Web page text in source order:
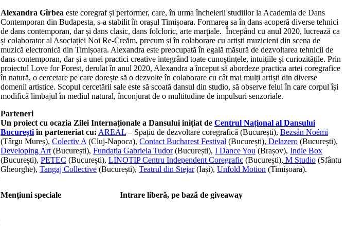
Alexandra Gîrbea este coregraf și performer, care, în urma încheierii studiilor la Academia de Dans
Contemporan din Budapesta, s-a stabilit în orașul Timișoara. Formarea sa în dans acoperă diverse tehnici
de dans contemporan, dar și dans clasic, dans folcloric, arte marțiale. Începând cu anul 2020, lucrează ca
și colaborator al Asociației Noi Re-Creăm, precum și în colaborare cu artiști muzicieni din scena de
muzică electronică din Timișoara. Alexandra este preocupată în egală măsură de dezvoltarea tehnicii de
dans contemporan, dar și a unei practici creative integrând toate cunoștințele, intuițiile și curiozitățile. Prin
proiectul Love for Forest, derulat în anul 2020, Alexandra a început să abordeze practica artei coregrafice
în natură, o cercetare pe care dorește să o dezvolte în colaborare cu cât mai mulți artiști din diverse
domenii artistice. Scopul cercetării sale este să scoată dansul din studio, să observe felul în care corpul își
modifică limbajul în mediul natural, înconjurat de o multitudine de impulsuri senzoriale.
Parteneri
Un proiect cu ocazia Zilei Internaționale a Dansului inițiat de Centrul Național al Dansului
Bucureștiîn parteneriat cu: AREAL – Spațiu de dezvoltare coregrafică (București), Bezsán Noémi
(Târgu Mureș), Colectiv A (Cluj-Napoca), Contact Bucharest Festival (București), Delazero (București),
Developing Art (București), Fundația Gabriela Tudor(București), I Dance You (Brașov), Indie Box
(București), PETEC (București), LINOTIP Centru Independent Coregrafic (București), M Studio (Sfântu
Gheorghe), Tangaj Collective (București), Teatrul din Stejar(Iași), Unfold Motion (Timișoara).
Mențiuni speciale Intrare liberă, pe bază de giveaway